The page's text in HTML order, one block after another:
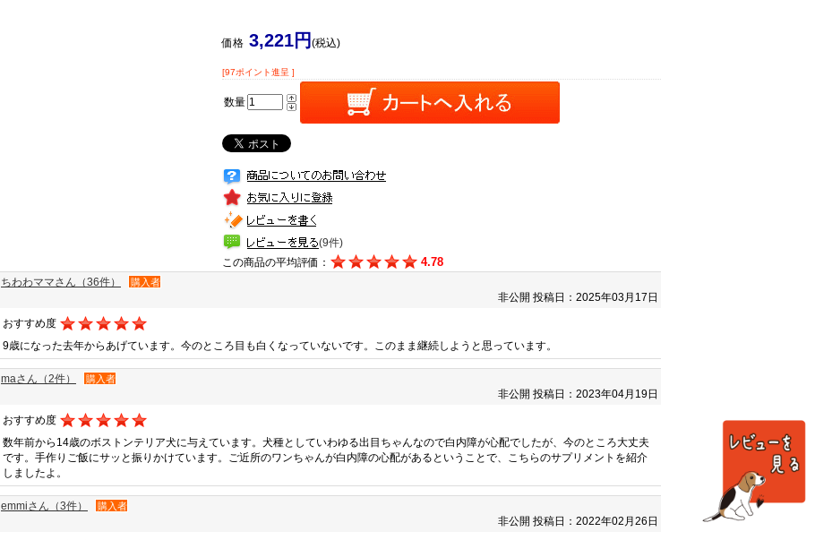
価格 3,221円 (税込)
[97ポイント進呈 ]
数量
(9件)
この商品の平均評価：
4.78
ちわわママさん（36件） 購入者
非公開 投稿日：2025年03月17日
おすすめ度
9歳になった去年からあげています。今のところ目も白くなっていないです。このまま継続しようと思っています。
maさん（2件） 購入者
非公開 投稿日：2023年04月19日
おすすめ度
数年前から14歳のボストンテリア犬に与えています。犬種としていわゆる出目ちゃんなので白内障が心配でしたが、今のところ大丈夫
です。手作りご飯にサッと振りかけています。ご近所のワンちゃんが白内障の心配があるということで、こちらのサプリメントを紹介
しましたよ。
emmiさん（3件） 購入者
非公開 投稿日：2022年02月26日